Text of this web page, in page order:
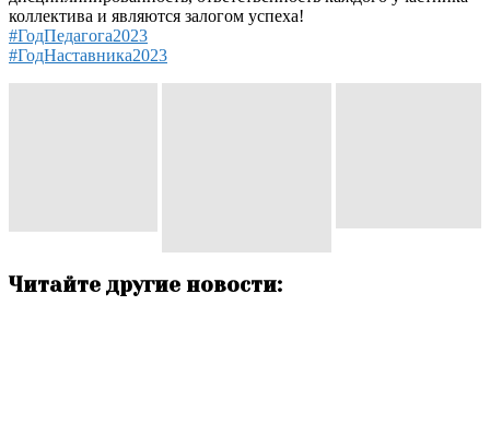
коллектива и являются залогом успеха!
#ГодПедагога2023
#ГодНаставника2023
Читайте другие новости: